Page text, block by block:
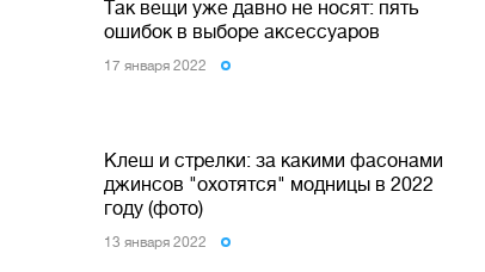
Так вещи уже давно не носят: пять
ошибок в выборе аксессуаров
17 января 2022
Клеш и стрелки: за какими фасонами
джинсов "охотятся" модницы в 2022
году (фото)
13 января 2022